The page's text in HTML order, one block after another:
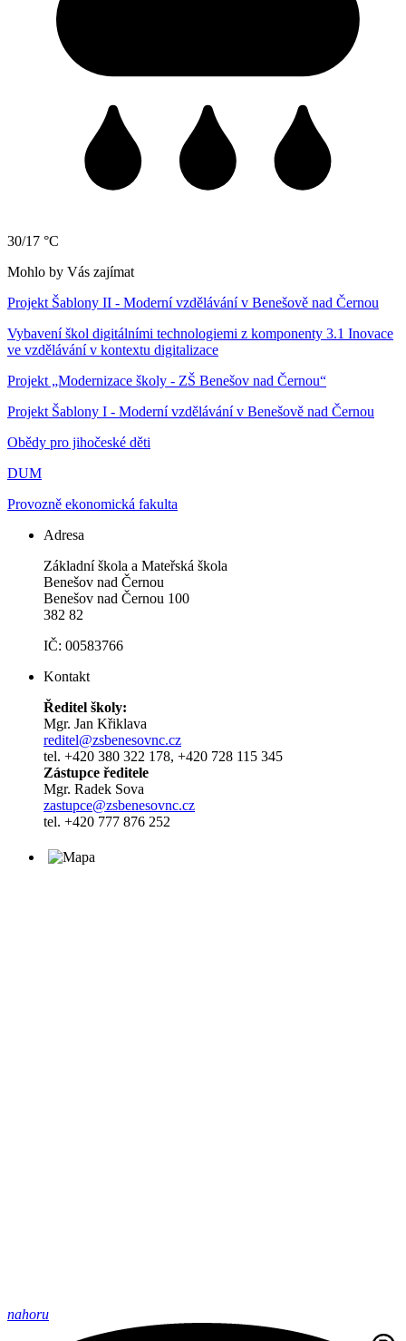
30/17 °C
Mohlo by Vás zajímat
Projekt Šablony II - Moderní vzdělávání v Benešově nad Černou
Vybavení škol digitálními technologiemi z komponenty 3.1 Inovace
ve vzdělávání v kontextu digitalizace
Projekt „Modernizace školy - ZŠ Benešov nad Černou“
Projekt Šablony I - Moderní vzdělávání v Benešově nad Černou
Obědy pro jihočeské děti
DUM
Provozně ekonomická fakulta
Adresa
Základní škola a Mateřská škola
Benešov nad Černou
Benešov nad Černou 100
382 82
IČ: 00583766
Kontakt
Ředitel školy:
Mgr. Jan Křiklava
reditel@zsbenesovnc.cz
tel. +420 380 322 178, +420 728 115 345
Zástupce ředitele
Mgr. Radek Sova
zastupce@zsbenesovnc.cz
tel. +420 777 876 252
nahoru